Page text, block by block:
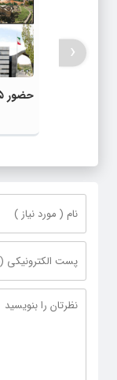
حضور ۷۵ دانشگاه ایرانی در تایمز ۲۰۲۷
‹